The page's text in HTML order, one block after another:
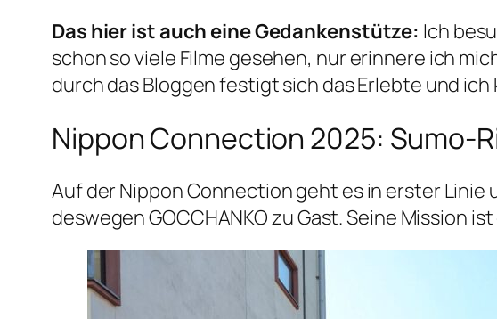
Das hier ist auch eine Gedankenstütze: Ich
schon so viele Filme gesehen, nur erinnere ich
durch das Bloggen festigt sich das Erlebte und
Nippon Connection 2025: Sumo-
Auf der Nippon Connection geht es in erster Linie
deswegen GOCCHANKO zu Gast. Seine Mission